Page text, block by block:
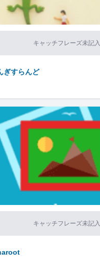
キャッチフレーズ未記入
ぎすらんど
キャッチフレーズ未記入